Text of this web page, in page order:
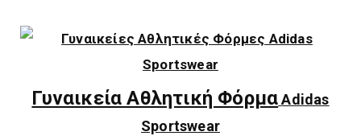
Γυναικεία Αθλητική Φόρμα Adidas
Sportswear